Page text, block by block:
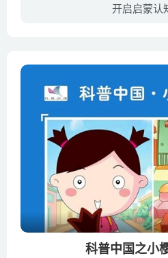
开启启蒙认
科普中国之小